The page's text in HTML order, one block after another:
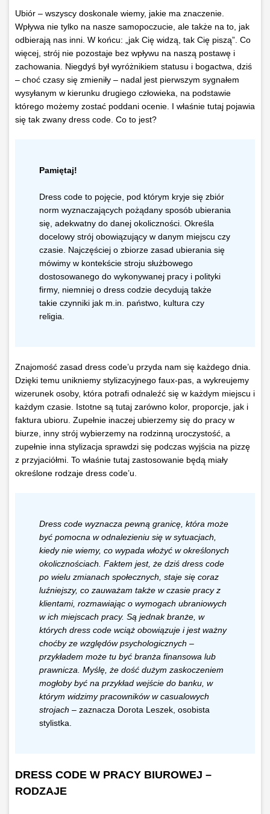
Ubiór – wszyscy doskonale wiemy, jakie ma znaczenie.
Wpływa nie tylko na nasze samopoczucie, ale także na to, jak
odbierają nas inni. W końcu: „jak Cię widzą, tak Cię piszą”. Co
więcej, strój nie pozostaje bez wpływu na naszą postawę i
zachowania. Niegdyś był wyróżnikiem statusu i bogactwa, dziś
– choć czasy się zmieniły – nadal jest pierwszym sygnałem
wysyłanym w kierunku drugiego człowieka, na podstawie
którego możemy zostać poddani ocenie. I właśnie tutaj pojawia
się tak zwany dress code. Co to jest?
Pamiętaj!
Dress code to pojęcie, pod którym kryje się zbiór
norm wyznaczających pożądany sposób ubierania
się, adekwatny do danej okoliczności. Określa
docelowy strój obowiązujący w danym miejscu czy
czasie. Najczęściej o zbiorze zasad ubierania się
mówimy w kontekście stroju służbowego
dostosowanego do wykonywanej pracy i polityki
firmy, niemniej o dress codzie decydują także
takie czynniki jak m.in. państwo, kultura czy
religia.
Znajomość zasad dress code’u przyda nam się każdego dnia.
Dzięki temu unikniemy stylizacyjnego faux-pas, a wykreujemy
wizerunek osoby, która potrafi odnaleźć się w każdym miejscu i
każdym czasie. Istotne są tutaj zarówno kolor, proporcje, jak i
faktura ubioru. Zupełnie inaczej ubierzemy się do pracy w
biurze, inny strój wybierzemy na rodzinną uroczystość, a
zupełnie inna stylizacja sprawdzi się podczas wyjścia na pizzę
z przyjaciółmi. To właśnie tutaj zastosowanie będą miały
określone rodzaje dress code’u.
Dress code wyznacza pewną granicę, która może
być pomocna w odnalezieniu się w sytuacjach,
kiedy nie wiemy, co wypada włożyć w określonych
okolicznościach. Faktem jest, że dziś dress code
po wielu zmianach społecznych, staje się coraz
luźniejszy, co zauważam także w czasie pracy z
klientami, rozmawiając o wymogach ubraniowych
w ich miejscach pracy. Są jednak branże, w
których dress code wciąż obowiązuje i jest ważny
choćby ze względów psychologicznych –
przykładem może tu być branża finansowa lub
prawnicza. Myślę, że dość dużym zaskoczeniem
mogłoby być na przykład wejście do banku, w
którym widzimy pracowników w casualowych
strojach – zaznacza Dorota Leszek, osobista
stylistka.
DRESS CODE W PRACY BIUROWEJ –
RODZAJE